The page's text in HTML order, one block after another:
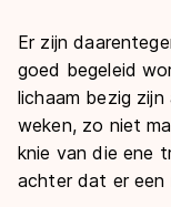
Er zijn
goed begeleid
lichaam bezig
weken, zo niet
knie van die ene
achter dat er een